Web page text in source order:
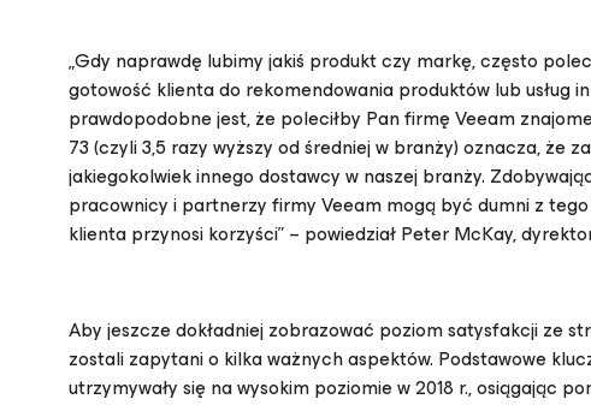
„Gdy naprawdę lubimy jakiś produkt czy markę, często
gotowość klienta do rekomendowania produktów lub usług
prawdopodobne jest, że poleciłby Pan firmę Veeam
73 (czyli 3,5 razy wyższy od średniej w branży) oznacza, że
jakiegokolwiek innego dostawcy w naszej branży.
pracownicy i partnerzy firmy Veeam mogą być dumni z
klienta przynosi korzyści” – powiedział Peter McKay,
Aby jeszcze dokładniej zobrazować poziom satysfakcji ze
zostali zapytani o kilka ważnych aspektów. Podstawowe
utrzymywały się na wysokim poziomie w 2018 r., osiągając